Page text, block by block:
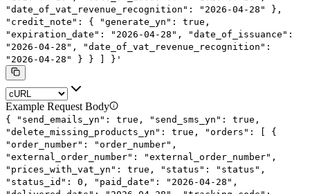
"date_of_vat_revenue_recognition": "2026-04-28"
},
"credit_note": {
"generate_yn": true,
"expiration_date": "2026-04-28",
"date_of_issuance":
"2026-04-28",
"date_of_vat_revenue_recognition":
"2026-04-28"
} } }'
Example Request Body
{ "send_emails_yn" : true , "send_sms_yn" : true ,
"delete_missing_products_yn" : true , "orders" : [
{
"order_number" : "order_number" ,
"external_order_number" : "external_order_number" ,
"prices_with_vat_yn" : true , "status" : "status" ,
"status_id" : 0 , "paid_date" : "2026-04-28" ,